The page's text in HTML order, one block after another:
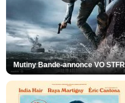
Mutiny Bande-annonce VO STFR